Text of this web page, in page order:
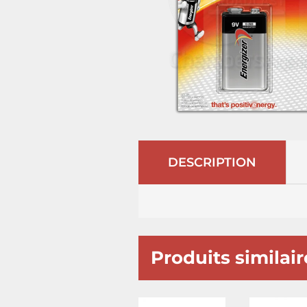
DESCRIPTION
Produits